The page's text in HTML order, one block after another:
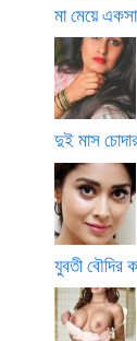
মা মেয়ে
দুই মাস
যুবতী বৌদির